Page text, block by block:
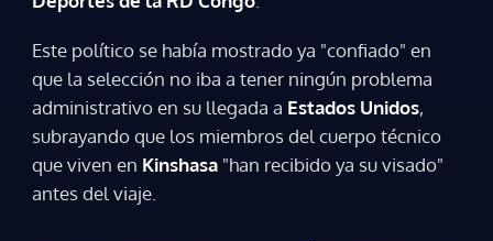
Este político se había mostrado ya "confiado" en
que la selección no iba a tener ningún problema
administrativo en su llegada a Estados Unidos,
subrayando que los miembros del cuerpo técnico
que viven en Kinshasa "han recibido ya su visado"
antes del viaje.